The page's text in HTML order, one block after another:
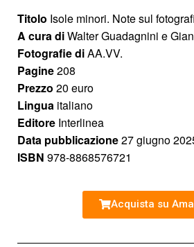
Titolo Isole minori. Note sul
A cura diWalter Guadagnini e
Fotografie diAA.VV.
Pagine208
Prezzo 20 euro
Lingua italiano
Editore Interlinea
Data pubblicazione27 giugno
ISBN 978-8868576721
Acquista su